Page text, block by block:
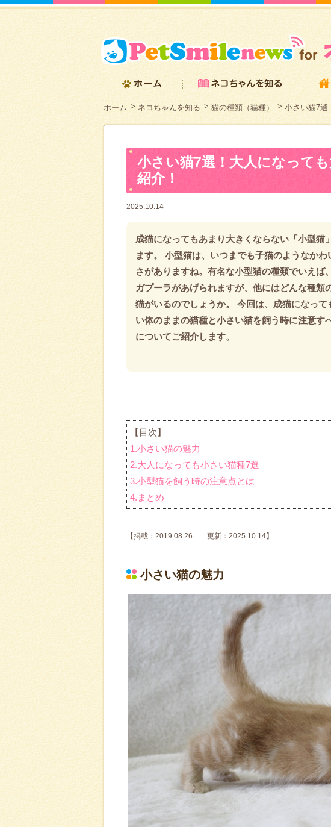
ホーム ネコちゃんを知る 猫の種類（猫種） 小さい猫7選
小さい猫7選！大人になって
紹介！
2025.10.14
成猫になってもあまり大きくならない「小型猫
ます。 小型猫は、いつまでも子猫のようなかわ
さがありますね。有名な小型猫の種類でいえば
ガプーラがあげられますが、他にはどんな種類
猫がいるのでしょうか。 今回は、成猫になって
い体のままの猫種と小さい猫を飼う時に注意す
についてご紹介します。
【目次】
1.小さい猫の魅力
2.大人になっても小さい猫種7選
3.小型猫を飼う時の注意点とは
4.まとめ
【掲載：2019.08.26 更新：2025.10.14】
小さい猫の魅力